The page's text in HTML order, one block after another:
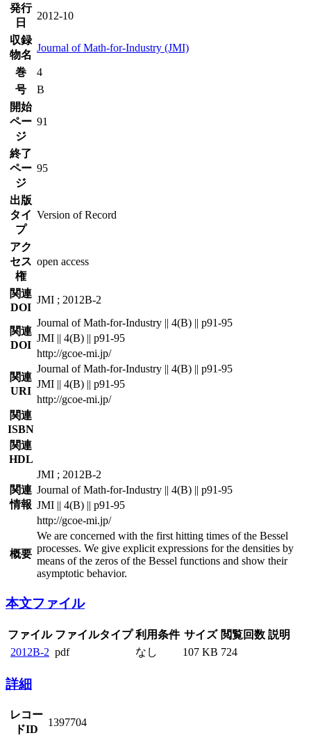
発行
日
2012-10
収録
物名
Journal of Math-for-Industry (JMI)
巻
4
号
B
開始
ペー
ジ
91
終了
ペー
ジ
95
出版
タイ
プ
Version of Record
アク
セス
権
open access
関連
DOI
JMI ; 2012B-2
関連
DOI
Journal of Math-for-Industry || 4(B) || p91-95
JMI || 4(B) || p91-95
http://gcoe-mi.jp/
関連
URI
Journal of Math-for-Industry || 4(B) || p91-95
JMI || 4(B) || p91-95
http://gcoe-mi.jp/
関連
ISBN
関連
HDL
関連
情報
JMI ; 2012B-2
Journal of Math-for-Industry || 4(B) || p91-95
JMI || 4(B) || p91-95
http://gcoe-mi.jp/
概要
We are concerned with the first hitting times of the Bessel
processes. We give explicit expressions for the densities by
means of the zeros of the Bessel functions and show their
asymptotic behavior.
本文ファイル
ファイル ファイルタイプ 利用条件 サイズ 閲覧回数 説明
2012B-2 pdf なし 107 KB 724
詳細
レコー
ドID
1397704